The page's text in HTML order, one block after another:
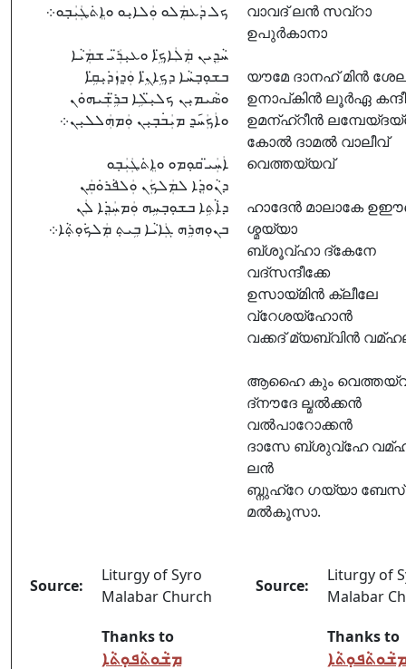
ܟܠ ܕܲܥܡܲܠܘ ܘܲܠܐܝܼܘ ܘܐܸܬ݁ܛܲܝܲܒ݂ܘ܀
ܚܵܕܹܝܢ ܡܲܠܲܐܟܹ̈ܐ ܘܥܝܼܪ̈ܲܝ ܫܡܲܝܵܐ
ܒܫܘܼܒ݂ܚܵܐ ܕܟܹܐܢܹ̈ܐ ܘܲܕ݂ܙܲܕ݁ܝܼܩܹ̈ܐ
ܘܣܵܝܡܝܼܢ ܟܠܝܼ̈ܠܹܐ ܒܪܹ̈ܫܲܝܗܘܿܢ
ܘܐܲܟܲܚ݇ܕ݂ ܡܝܲܒ݁ܒ݂ܝܼܢ ܘܲܡܗܲܠܠܝܼܢ܀
ܐܲܚܲܝ̈ ܩܘܼܡܘ ܘܐܸܬ݁ܛܲܝܲܒ݂ܘ
ܕܢܵܘܕܸ݁ܐ ܠܡܲܠܟܲܢ ܘܲܠܦܵܪܘܿܩܲܢ
ܕܐܵܬܹܐ ܒܫܘܼܒ݂ܚܹܗ ܘܲܡܚܲܕܸ݁ܐ ܠܲܢ
ܒܢܘܼܗܪܹܗ ܓܲܐܝܵܐ ܒܹܝܬ݂ ܡܲܠܟ݁ܘܼܬ݂ܵܐ܀
വാവദ് ലൻ സവ്റാ
ഉപുർകാനാ
യൗമേ ദാനഹ് മിൻ
ഉനാപ്കിൻ ലൂർഏ
ഉമന്ഹ്റീൻ
കോൽ ദാമൽ വാലീവ്
വെത്തയ്യവ്
ഹാദേൻ മാലാകേ
ശ്മയ്യാ
ബ്ശൂവ്ഹാ ദ്കേനേ
വദ്സന്ദീക്കേ
ഉസായ്മിൻ ക്ലീലേ
വ്റേശയ്ഹോൻ
വക്കദ് മ്യബ്വിൻ
ആഹൈ കും
ദ്നൗദേ ല്മൽക്കൻ
വൽപാറോക്കൻ
ദാസേ ബ്ശുവ്ഹേ
ലൻ
ബ്നുഹ്റേ ഗയ്യാ ബേസ്
മൽകൂസാ.
Source:
Liturgy of Syro
Malabar Church
Thanks to
ܡܫܵܘܬܵܦܘܼܬܵܐ
Source:
Liturgy of
Malabar
Thanks to
ܡܫܵܘܬܵܦܘܼܬܵܐ